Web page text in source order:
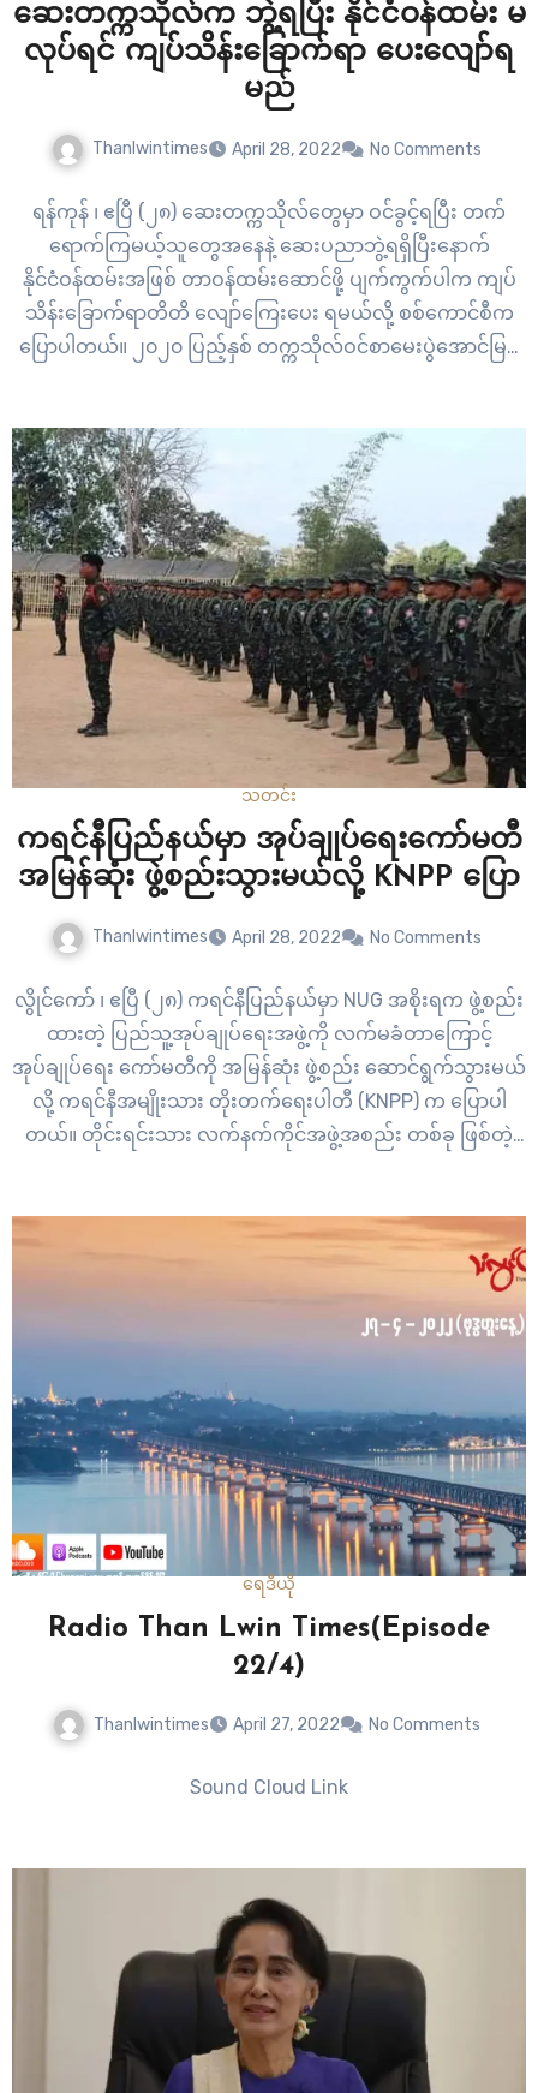
ဆေးတက္ကသိုလ်က ဘွဲ့ရပြီး နိုင်ငံဝန်ထမ်း မ
လုပ်ရင် ကျပ်သိန်းခြောက်ရာ ပေးလျော်ရ
မည်
Thanlwintimes April 28, 2022 No Comments
ရန်ကုန် ၊ ဧပြီ (၂၈) ဆေးတက္ကသိုလ်တွေမှာ ဝင်ခွင့်ရပြီး တက်
ရောက်ကြမယ့်သူတွေအနေနဲ့ ဆေးပညာဘွဲ့ရရှိပြီးနောက်
နိုင်ငံဝန်ထမ်းအဖြစ် တာဝန်ထမ်းဆောင်ဖို့ ပျက်ကွက်ပါက ကျပ်
သိန်းခြောက်ရာတိတိ လျော်ကြေးပေး ရမယ်လို့ စစ်ကောင်စီက
ပြောပါတယ်။ ၂၀၂၀ ပြည့်နှစ် တက္ကသိုလ်ဝင်စာမေးပွဲအောင်မြင်
ကျောင်းသူတွေအနေနဲ့ ကတိခံဝန်ချက် စာချုပ်တစ်ရပ် မဖြစ်မနေ
ချုပ်ဆိုရမှာ ဖြစ်ပါတယ်။…
သတင်း
ကရင်နီပြည်နယ်မှာ အုပ်ချုပ်ရေးကော်မတီ
အမြန်ဆုံး ဖွဲ့စည်းသွားမယ်လို့ KNPP ပြော
Thanlwintimes April 28, 2022 No Comments
လွိုင်ကော် ၊ ဧပြီ (၂၈) ကရင်နီပြည်နယ်မှာ NUG အစိုးရက ဖွဲ့စည်း
ထားတဲ့ ပြည်သူ့အုပ်ချုပ်ရေးအဖွဲ့ကို လက်မခံတာကြောင့်
အုပ်ချုပ်ရေး ကော်မတီကို အမြန်ဆုံး ဖွဲ့စည်း ဆောင်ရွက်သွားမယ်
လို့ ကရင်နီအမျိုးသား တိုးတက်ရေးပါတီ (KNPP) က ပြောပါ
တယ်။ တိုင်းရင်းသား လက်နက်ကိုင်အဖွဲ့အစည်း တစ်ခု ဖြစ်တဲ့
ရေဒီယို
Radio Than Lwin Times(Episode
22/4)
Thanlwintimes April 27, 2022 No Comments
Sound Cloud Link